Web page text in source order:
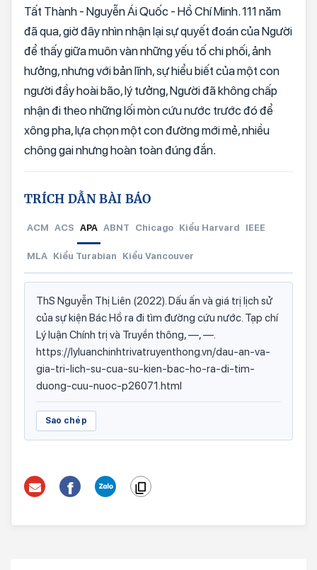
Tất Thành - Nguyễn Ái Quốc - Hồ Chí Minh. 111 năm
đã qua, giờ đây nhìn nhận lại sự quyết đoán của Người
để thấy giữa muôn vàn những yếu tố chi phối, ảnh
hưởng, nhưng với bản lĩnh, sự hiểu biết của một con
người đầy hoài bão, lý tưởng, Người đã không chấp
nhận đi theo những lối mòn cứu nước trước đó để
xông pha, lựa chọn một con đường mới mẻ, nhiều
chông gai nhưng hoàn toàn đúng đắn.
TRÍCH DẪN BÀI BÁO
ACM ACS APA ABNT Chicago Kiểu Harvard IEEE
MLA Kiểu Turabian Kiểu Vancouver
ThS Nguyễn Thị Liên (2022). Dấu ấn và giá trị lịch sử
của sự kiện Bác Hồ ra đi tìm đường cứu nước. Tạp chí
Lý luận Chính trị và Truyền thông, —, —.
https://lyluanchinhtrivatruyenthong.vn/dau-an-va-
gia-tri-lich-su-cua-su-kien-bac-ho-ra-di-tim-
duong-cuu-nuoc-p26071.html
Sao chép